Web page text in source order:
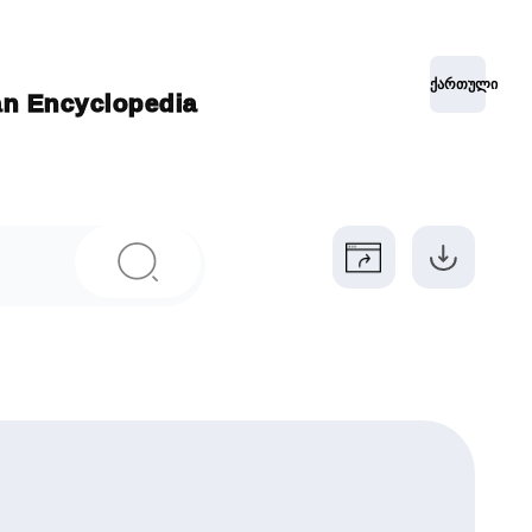
Encyclopedia
ქართული